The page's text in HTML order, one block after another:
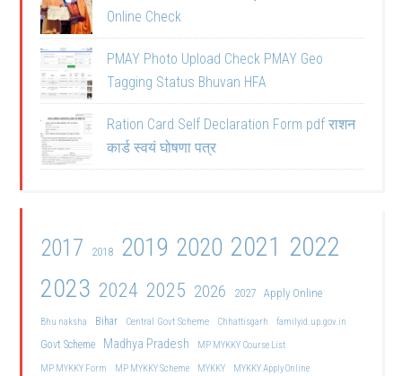
Online Check
PMAY Photo Upload Check PMAY Geo
Tagging Status Bhuvan HFA
Ration Card Self Declaration Form pdf राशन
कार्ड स्वयं घोषणा पत्र
2017 2018 2019 2020 2021 2022
2023 2024 2025 2026 2027 Apply Online
Bhu naksha Bihar Central Govt Scheme Chhattisgarh familyid.up.gov.in
Govt Scheme Madhya Pradesh
MP MYKKY Course List
MP MYKKY Form
MP MYKKY Scheme MYKKY
MYKKY Apply Online